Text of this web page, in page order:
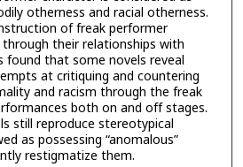
otherness and racial otherness.
of freak performer
through their relationships with
found that some novels reveal
at critiquing and countering
and racism through the freak
both on and off stages.
still reproduce stereotypical
as possessing “anomalous”
restigmatize them.